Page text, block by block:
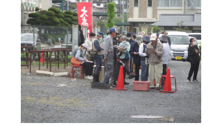
保護者の方へ
その他